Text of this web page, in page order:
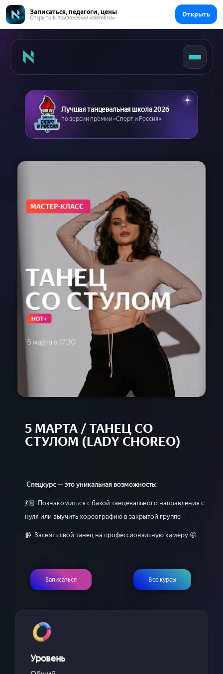
Записаться, педагоги, цены
Открыть в приложении «Nemeria» Открыть
Главная
Цены
Абонементы
Съемка танцев
Девичник
Расписание
Спец-курсы
Курсы с нуля
Групповые
Сочи 2024
Направления
Детские 5+
Взрослые 16+
Приложение
Лучшая танцевальная школа 2026
по версии премии «Спорт и Россия»
5 МАРТА / ТАНЕЦ СО
СТУЛОМ (LADY CHOREO)
Спецкурс — это уникальная возможность:
💃🏼 Познакомиться с базой танцевального направления с
нуля или выучить хореографию в закрытой группе
📹 Заснять свой танец на профессиональную камеру 🤩
Записаться Все курсы
Уровень